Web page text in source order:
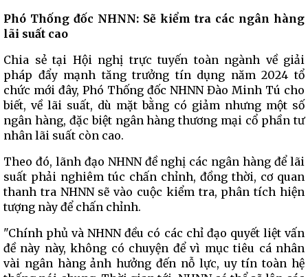
Phó Thống đốc NHNN: Sẽ kiểm tra các ngân hàng
lãi suất cao
Chia sẻ tại Hội nghị trực tuyến toàn ngành về giải
pháp đẩy mạnh tăng trưởng tín dụng năm 2024 tổ
chức mới đây, Phó Thống đốc NHNN Đào Minh Tú cho
biết, về lãi suất, dù mặt bằng có giảm nhưng một số
ngân hàng, đặc biệt ngân hàng thương mại cổ phần tư
nhân lãi suất còn cao.
Theo đó, lãnh đạo NHNN đề nghị các ngân hàng để lãi
suất phải nghiêm túc chấn chỉnh, đồng thời, cơ quan
thanh tra NHNN sẽ vào cuộc kiểm tra, phân tích hiện
tượng này để chấn chỉnh.
"Chính phủ và NHNN đều có các chỉ đạo quyết liệt vấn
đề này này, không có chuyện để vì mục tiêu cá nhân
vài ngân hàng ảnh hưởng đến nỗ lực, uy tín toàn hệ